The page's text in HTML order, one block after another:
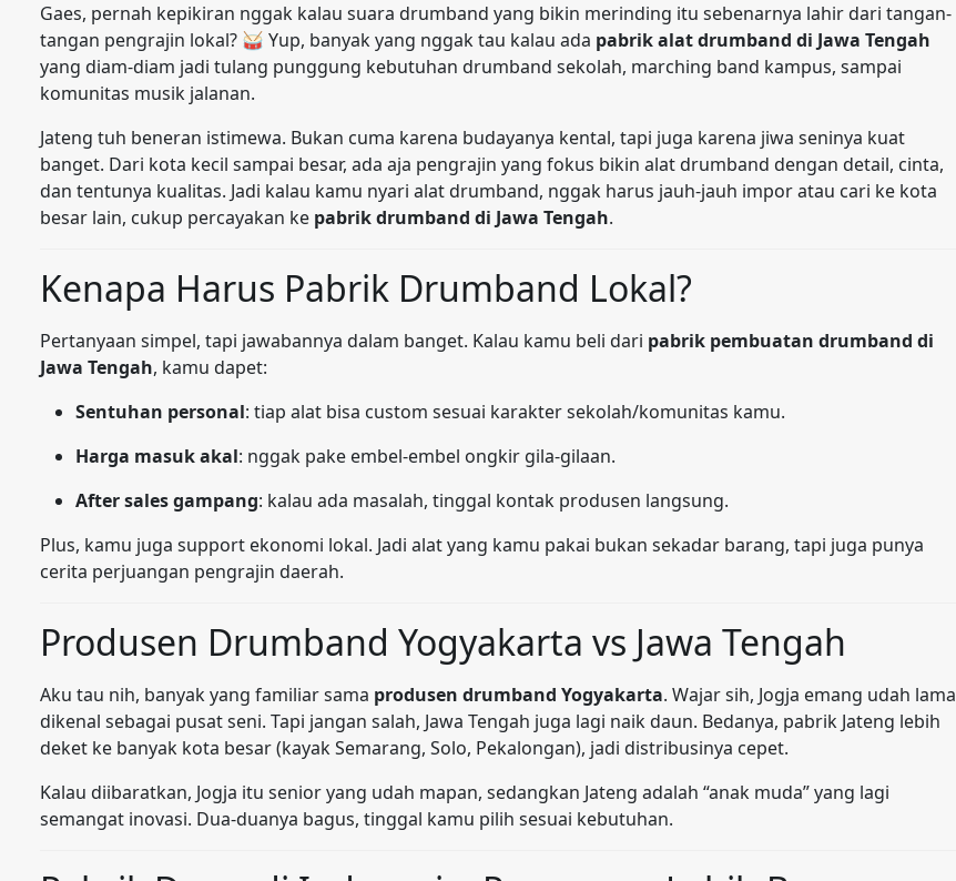
Gaes, pernah kepikiran nggak kalau suara drumband yang bikin merinding itu sebenarnya lahir dari tangan-
tangan pengrajin lokal? 🥁 Yup, banyak yang nggak tau kalau ada pabrik alat drumband di Jawa Tengah
yang diam-diam jadi tulang punggung kebutuhan drumband sekolah, marching band kampus, sampai
komunitas musik jalanan.
Jateng tuh beneran istimewa. Bukan cuma karena budayanya kental, tapi juga karena jiwa seninya kuat
banget. Dari kota kecil sampai besar, ada aja pengrajin yang fokus bikin alat drumband dengan detail, cinta,
dan tentunya kualitas. Jadi kalau kamu nyari alat drumband, nggak harus jauh-jauh impor atau cari ke kota
besar lain, cukup percayakan ke pabrik drumband di Jawa Tengah.
Kenapa Harus Pabrik Drumband Lokal?
Pertanyaan simpel, tapi jawabannya dalam banget. Kalau kamu beli dari pabrik pembuatan drumband di
Jawa Tengah, kamu dapet:
Sentuhan personal: tiap alat bisa custom sesuai karakter sekolah/komunitas kamu.
Harga masuk akal: nggak pake embel-embel ongkir gila-gilaan.
After sales gampang: kalau ada masalah, tinggal kontak produsen langsung.
Plus, kamu juga support ekonomi lokal. Jadi alat yang kamu pakai bukan sekadar barang, tapi juga punya
cerita perjuangan pengrajin daerah.
Produsen Drumband Yogyakarta vs Jawa Tengah
Aku tau nih, banyak yang familiar sama produsen drumband Yogyakarta. Wajar sih, Jogja emang udah lama
dikenal sebagai pusat seni. Tapi jangan salah, Jawa Tengah juga lagi naik daun. Bedanya, pabrik Jateng lebih
deket ke banyak kota besar (kayak Semarang, Solo, Pekalongan), jadi distribusinya cepet.
Kalau diibaratkan, Jogja itu senior yang udah mapan, sedangkan Jateng adalah “anak muda” yang lagi
semangat inovasi. Dua-duanya bagus, tinggal kamu pilih sesuai kebutuhan.